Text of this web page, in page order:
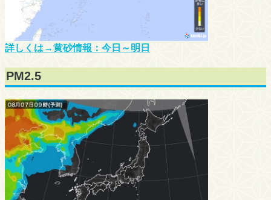
詳しくは→黄砂情報：今日～明日
PM2.5